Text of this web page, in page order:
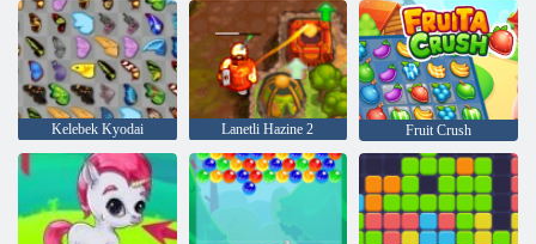
Kelebek Kyodai Lanetli Hazine 2 Fruit Crush